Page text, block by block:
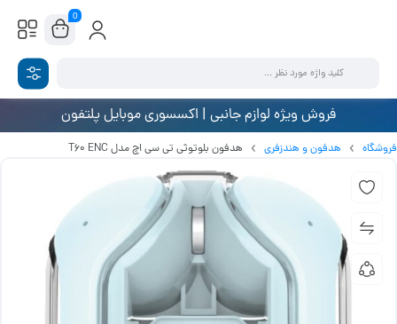
0
فروش ویژه لوازم جانبی | اکسسوری موبایل پلتفون
فروشگاه هدفون و هندزفری هدفون بلوتوثی تی سی اچ مدل T60 ENC